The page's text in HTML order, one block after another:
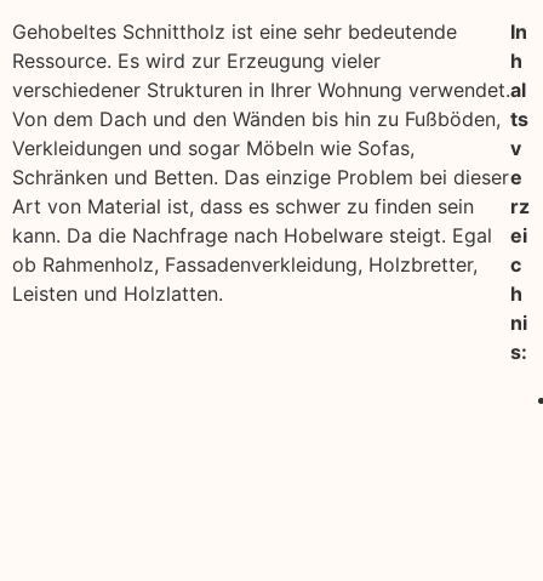
Gehobeltes Schnittholz ist eine sehr bedeutende
Ressource. Es wird zur Erzeugung vieler
verschiedener Strukturen in Ihrer Wohnung verwendet.
Von dem Dach und den Wänden bis hin zu Fußböden,
Verkleidungen und sogar Möbeln wie Sofas,
Schränken und Betten. Das einzige Problem bei dieser
Art von Material ist, dass es schwer zu finden sein
kann. Da die Nachfrage nach Hobelware steigt. Egal
ob Rahmenholz, Fassadenverkleidung, Holzbretter,
Leisten und Holzlatten.
In
h
al
ts
v
e
rz
ei
c
h
ni
s: